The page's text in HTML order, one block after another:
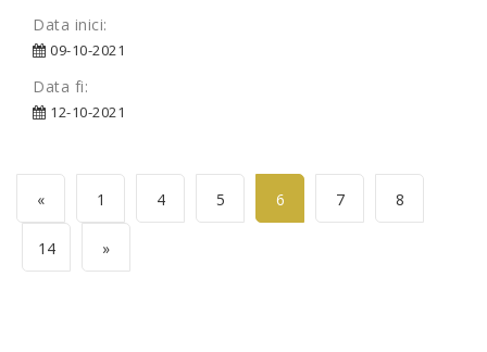
Data inici:
09-10-2021
Data fi:
12-10-2021
« 1 4 5 6 7 8
14 »